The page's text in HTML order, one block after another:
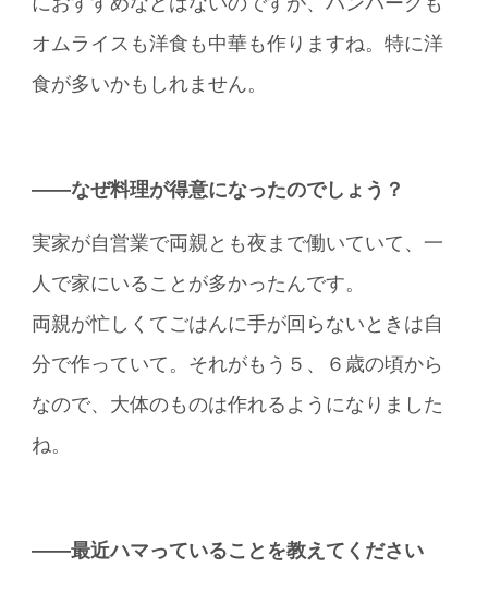
オムライスも洋食も中華も作りますね。特に洋
食が多いかもしれません。
――なぜ料理が得意になったのでしょう？
実家が自営業で両親とも夜まで働いていて、一
人で家にいることが多かったんです。
両親が忙しくてごはんに手が回らないときは自
分で作っていて。それがもう５、６歳の頃から
なので、大体のものは作れるようになりました
ね。
――最近ハマっていることを教えてください